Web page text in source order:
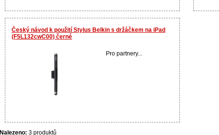
Český návod k použití Stylus Belkin s držáčkem na iPad
(F5L132cwC00) černé
Pro partnery...
Nalezeno: 3 produktů